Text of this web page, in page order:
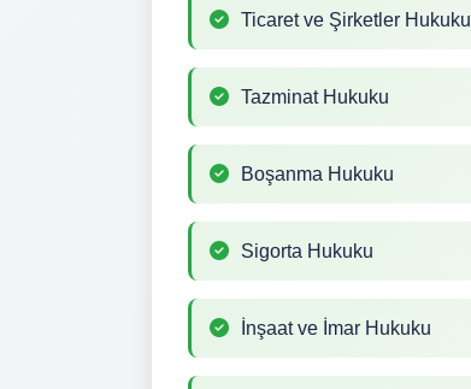
Ticaret ve Şirketler Hukuku
Tazminat Hukuku
Boşanma Hukuku
Sigorta Hukuku
İnşaat ve İmar Hukuku